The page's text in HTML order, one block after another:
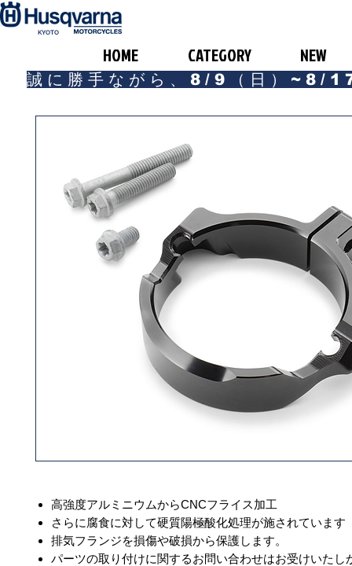
​KYOTO
HOME CATEGORY NEW
誠に勝手ながら、8/9（日）~8/
高強度アルミニウムからCNCフライス加工
さらに腐食に対して硬質陽極酸化処理が施されています
排気フランジを損傷や破損から保護します。
パーツの取り付けに関するお問い合わせはお受けいたし